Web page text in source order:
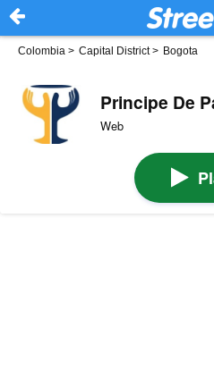
Colombia > Capital District> Bogota
Principe De
Web